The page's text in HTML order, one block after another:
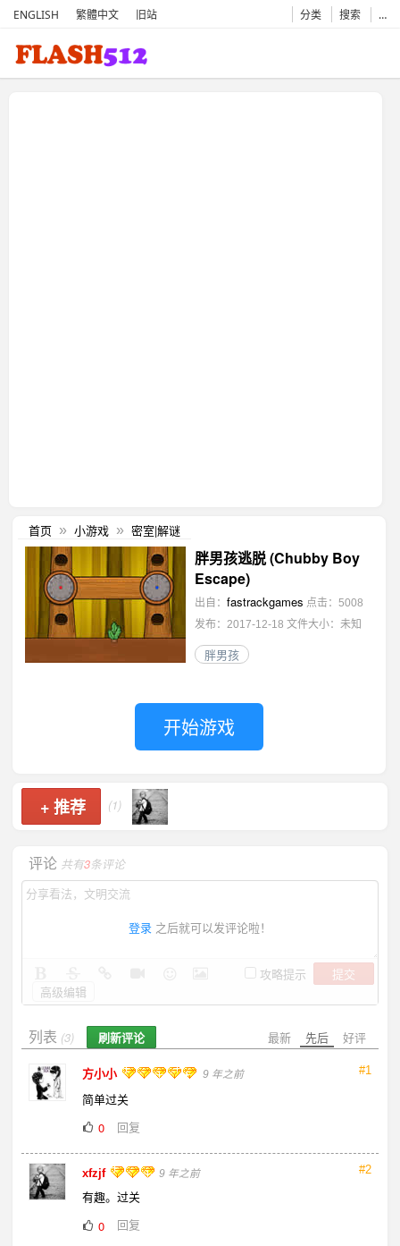
ENGLISH 繁體中文 旧站 分类 搜索 …
首页 » 小游戏 » 密室|解谜
胖男孩逃脱 (Chubby Boy
Escape)
出自： fastrackgames 点击：5008
发布：2017-12-18 文件大小：未知
胖男孩
开始游戏
+推荐 (1)
评论 共有3条评论
登录 之后就可以发评论啦！
攻略提示
提交
高级编辑
最新 先后 好评
列表 (3) 刷新评论
#1
方小小 9 年之前
简单过关
0
回复
#2
xfzjf 9 年之前
有趣。过关
0
回复